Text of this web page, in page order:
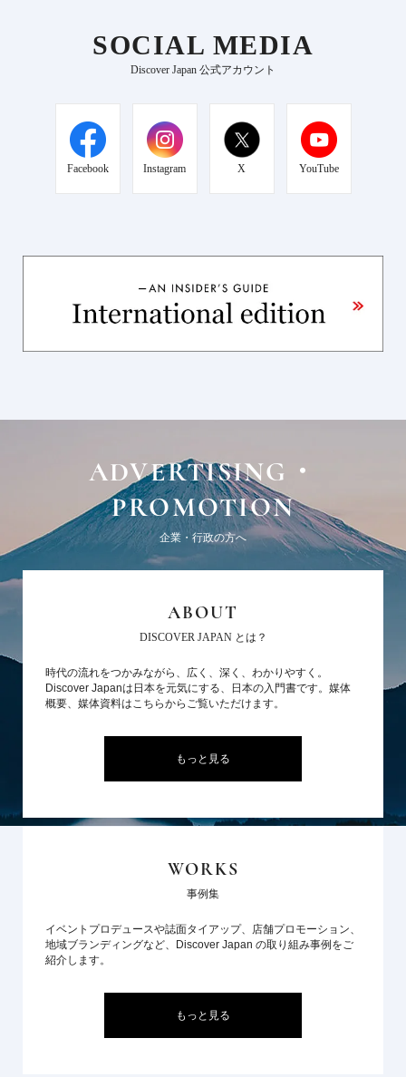
SOCIAL MEDIA
Discover Japan 公式アカウント
Facebook Instagram X YouTube
ADVERTISING・
PROMOTION
企業・行政の方へ
ABOUT
DISCOVER JAPAN とは？
時代の流れをつかみながら、広く、深く、わかりやすく。
Discover Japanは日本を元気にする、日本の入門書です。媒体
概要、媒体資料はこちらからご覧いただけます。
もっと見る
WORKS
事例集
イベントプロデュースや誌面タイアップ、店舗プロモーション、
地域ブランディングなど、Discover Japan の取り組み事例をご
紹介します。
もっと見る